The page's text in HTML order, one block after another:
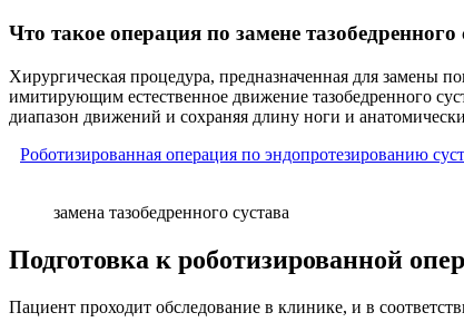
Что такое операция по замене тазобедренного
Хирургическая процедура, предназначенная для замены
имитирующим естественное движение тазобедренного
диапазон движений и сохраняя длину ноги и
Роботизированная операция по эндопротезированию
замена тазобедренного сустава
Подготовка к роботизированной
Пациент проходит обследование в клинике, и в